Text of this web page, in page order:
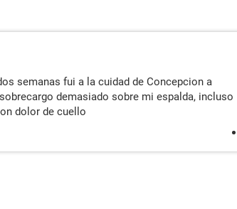
semanas fui a la cuidad de Concepcion a
demasiado sobre mi espalda, incluso
dolor de cuello